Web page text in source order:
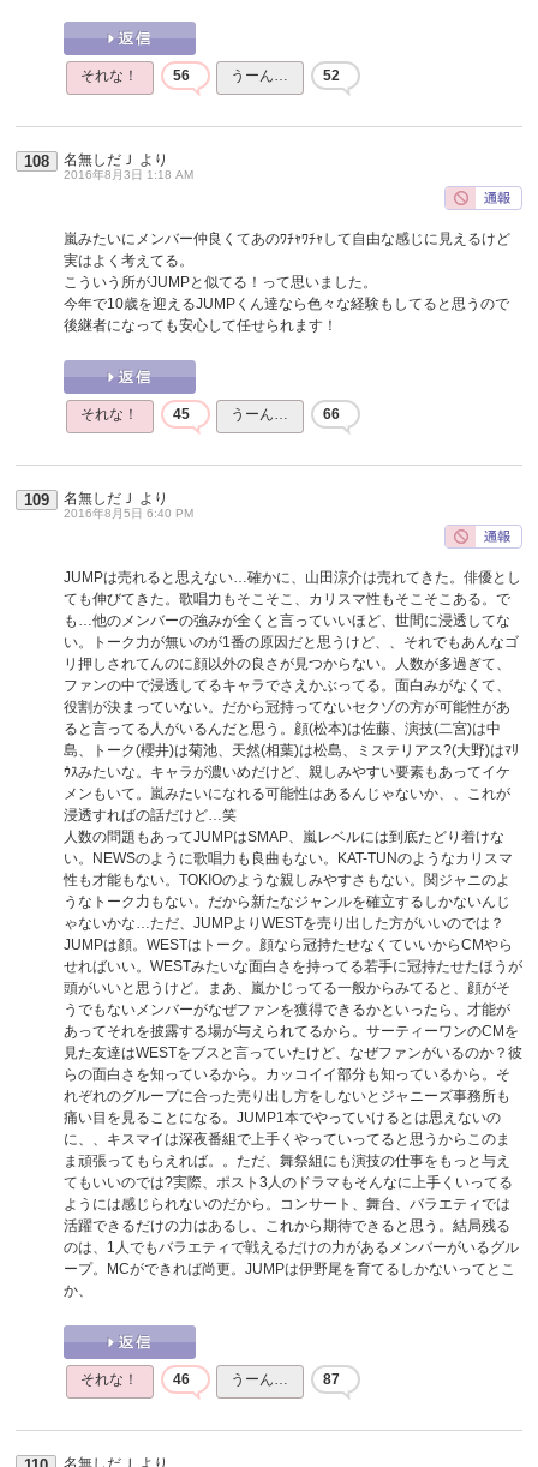
それな！ 56 うーん… 52
108 名無しだＪ より
2016年8月3日 1:18 AM
嵐みたいにメンバー仲良くてあのﾜﾁｬﾜﾁｬして自由な感じに見えるけど
実はよく考えてる。
こういう所がJUMPと似てる！って思いました。
今年で10歳を迎えるJUMPくん達なら色々な経験もしてると思うので
後継者になっても安心して任せられます！
それな！ 45 うーん… 66
109 名無しだＪ より
2016年8月5日 6:40 PM
JUMPは売れると思えない…確かに、山田涼介は売れてきた。俳優とし
ても伸びてきた。歌唱力もそこそこ、カリスマ性もそこそこある。で
も…他のメンバーの強みが全くと言っていいほど、世間に浸透してな
い。トーク力が無いのが1番の原因だと思うけど、、それでもあんなゴ
リ押しされてんのに顔以外の良さが見つからない。人数が多過ぎて、
ファンの中で浸透してるキャラでさえかぶってる。面白みがなくて、
役割が決まっていない。だから冠持ってないセクゾの方が可能性があ
ると言ってる人がいるんだと思う。顔(松本)は佐藤、演技(二宮)は中
島、トーク(櫻井)は菊池、天然(相葉)は松島、ミステリアス?(大野)はﾏﾘ
ｳｽみたいな。キャラが濃いめだけど、親しみやすい要素もあってイケ
メンもいて。嵐みたいになれる可能性はあるんじゃないか、、これが
浸透すればの話だけど…笑
人数の問題もあってJUMPはSMAP、嵐レベルには到底たどり着けな
い。NEWSのように歌唱力も良曲もない。KAT-TUNのようなカリスマ
性も才能もない。TOKIOのような親しみやすさもない。関ジャニのよ
うなトーク力もない。だから新たなジャンルを確立するしかないんじ
ゃないかな…ただ、JUMPよりWESTを売り出した方がいいのでは？
JUMPは顔。WESTはトーク。顔なら冠持たせなくていいからCMやら
せればいい。WESTみたいな面白さを持ってる若手に冠持たせたほうが
頭がいいと思うけど。まあ、嵐かじってる一般からみてると、顔がそ
うでもないメンバーがなぜファンを獲得できるかといったら、才能が
あってそれを披露する場が与えられてるから。サーティーワンのCMを
見た友達はWESTをブスと言っていたけど、なぜファンがいるのか？彼
らの面白さを知っているから。カッコイイ部分も知っているから。そ
れぞれのグループに合った売り出し方をしないとジャニーズ事務所も
痛い目を見ることになる。JUMP1本でやっていけるとは思えないの
に、、キスマイは深夜番組で上手くやっていってると思うからこのま
ま頑張ってもらえれば。。ただ、舞祭組にも演技の仕事をもっと与え
てもいいのでは?実際、ポスト3人のドラマもそんなに上手くいってる
ようには感じられないのだから。コンサート、舞台、バラエティでは
活躍できるだけの力はあるし、これから期待できると思う。結局残る
のは、1人でもバラエティで戦えるだけの力があるメンバーがいるグル
ープ。MCができれば尚更。JUMPは伊野尾を育てるしかないってとこ
か、
それな！ 46 うーん… 87
名無しだＪ より